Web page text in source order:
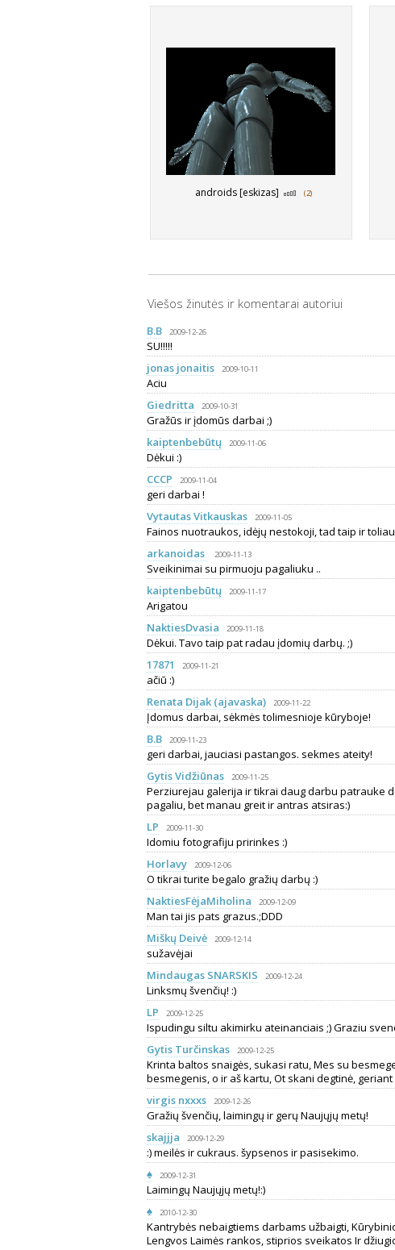
androids [eskizas] (2)
Viešos žinutės ir komentarai autoriui
B.B 2009-12-26
SU!!!!!
jonas jonaitis
2009-10-11
Aciu
Giedritta
2009-10-31
Gražūs ir įdomūs darbai ;)
kaiptenbebūtų
2009-11-06
Dėkui :)
CCCP
2009-11-04
geri darbai !
Vytautas Vitkauskas
2009-11-05
Fainos nuotraukos, idėjų nestokoji, tad taip ir
arkanoidas
2009-11-13
Sveikinimai su pirmuoju pagaliuku ..
kaiptenbebūtų
2009-11-17
Arigatou
NaktiesDvasia
2009-11-18
Dėkui. Tavo taip pat radau įdomių darbų. ;)
17871
2009-11-21
ačiū :)
Renata Dijak (ajavaska)
2009-11-22
Įdomus darbai, sėkmės tolimesnioje kūryboje!
B.B
2009-11-23
geri darbai, jauciasi pastangos. sekmes ateity!
Gytis Vidžiūnas
2009-11-25
Perziurejau galerija ir tikrai daug darbu patrauke
pagaliu, bet manau greit ir antras atsiras:)
LP
2009-11-30
Idomiu fotografiju pririnkes :)
Horlavy
2009-12-06
O tikrai turite begalo gražių darbų :)
NaktiesFėjaMiholina
2009-12-09
Man tai jis pats grazus.;DDD
Miškų Deivė
2009-12-14
sužavėjai
Mindaugas SNARSKIS
2009-12-24
Linksmų švenčių! :)
LP
2009-12-25
Ispudingu siltu akimirku ateinanciais ;) Graziu
Gytis Turčinskas
2009-12-25
Krinta baltos snaigės, sukasi ratu, Mes su
besmegenis, o ir aš kartu, Ot skani degtinė, geriant
virgis nxxxs
2009-12-26
Gražių švenčių, laimingų ir gerų Naujųjų metų!
skajjja
2009-12-29
:) meilės ir cukraus. šypsenos ir pasisekimo.
♠
2009-12-31
Laimingų Naujųjų metų!:)
♠
2010-12-30
Kantrybės nebaigtiems darbams užbaigti,
Lengvos Laimės rankos, stiprios sveikatos Ir